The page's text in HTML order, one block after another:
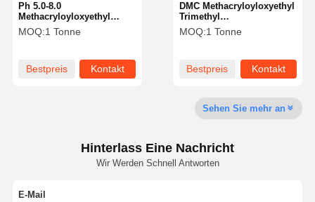
Fabrik Tour
Qualitätskont
Rolle
Nachrichten Alle Fälle
Eisen-Oxid Desulfurizer
DMC Methacryloyloxyethyl
Trimethyl
Ammoniumchlorid
Molekulare Formel
für kationische Polymere
verwendet
MOQ:1 Tonne
Bestpreis Kontakt
Ph 5.0-8.0
Methacryloyloxyethyl
Trimethyl
Ammoniumchlorid 5039-
Wasserbehandlung
MOQ:1 Tonne
Bestpreis Kontakt
Sehen Sie mehr an
Hinterlass Eine Nachricht
Wir Werden Schnell Antworten
E-Mail